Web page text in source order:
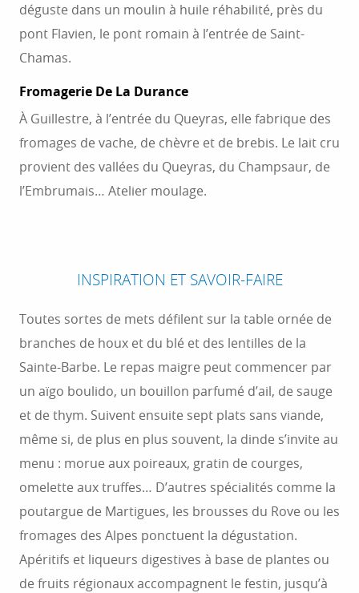
déguste dans un moulin à huile réhabilité, près du
pont Flavien, le pont romain à l’entrée de Saint-
Chamas.
Fromagerie De La Durance
À Guillestre, à l’entrée du Queyras, elle fabrique des
fromages de vache, de chèvre et de brebis. Le lait cru
provient des vallées du Queyras, du Champsaur, de
l’Embrumais… Atelier moulage.
INSPIRATION ET SAVOIR-FAIRE
Toutes sortes de mets défilent sur la table ornée de
branches de houx et du blé et des lentilles de la
Sainte-Barbe. Le repas maigre peut commencer par
un aïgo boulido, un bouillon parfumé d’ail, de sauge
et de thym. Suivent ensuite sept plats sans viande,
même si, de plus en plus souvent, la dinde s’invite au
menu : morue aux poireaux, gratin de courges,
omelette aux truffes… D’autres spécialités comme la
poutargue de Martigues, les brousses du Rove ou les
fromages des Alpes ponctuent la dégustation.
Apéritifs et liqueurs digestives à base de plantes ou
de fruits régionaux accompagnent le festin, jusqu’à